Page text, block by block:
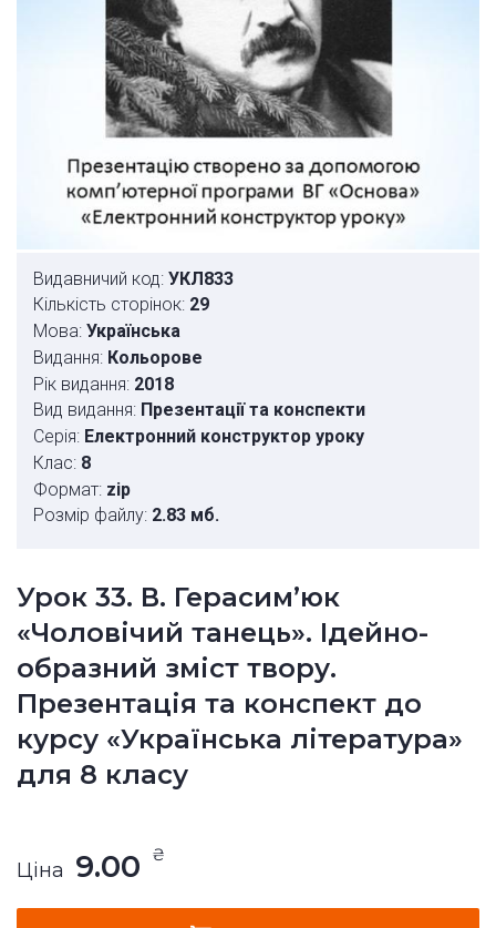
Видавничий код: УКЛ833
Кількість сторінок: 29
Мова: Українська
Видання: Кольорове
Рік видання: 2018
Вид видання: Презентації та конспекти
Серія: Електронний конструктор уроку
Клас: 8
Формат: zip
Розмір файлу: 2.83 мб.
Урок 33. В. Герасим’юк
«Чоловічий танець». Ідейно-
образний зміст твору.
Презентація та конспект до
курсу «Українська література»
для 8 класу
Ціна 9.00 ₴